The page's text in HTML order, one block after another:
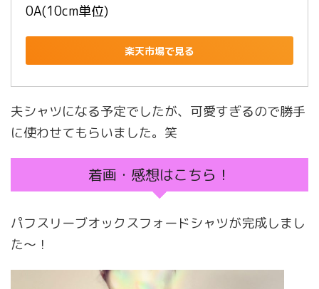
0A(10cm単位)
楽天市場で見る
夫シャツになる予定でしたが、可愛すぎるので勝手
に使わせてもらいました。笑
着画・感想はこちら！
パフスリーブオックスフォードシャツが完成しまし
た〜！